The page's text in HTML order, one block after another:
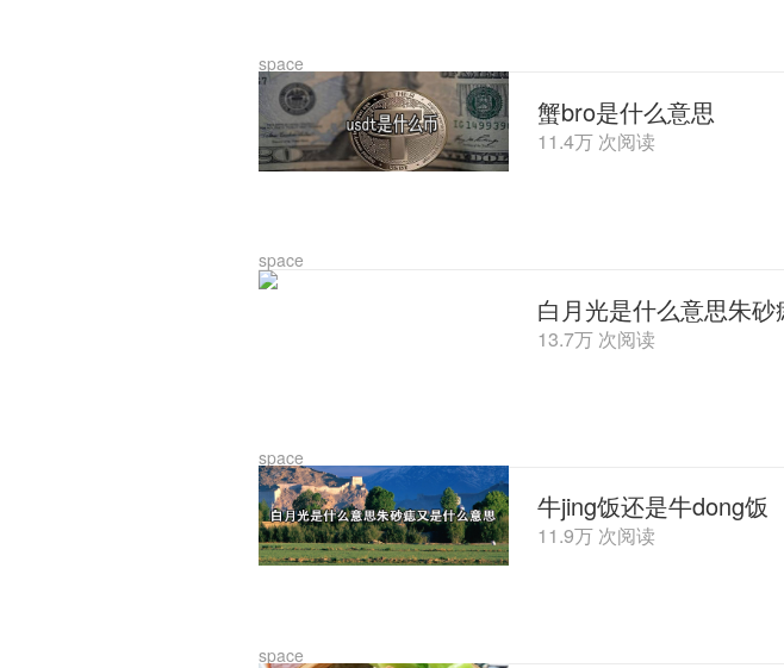
space
space
蟹bro是什么意思
11.4万 次阅读
space
白月光是什么意思朱
13.7万 次阅读
space
牛jing饭还是牛dong饭
11.9万 次阅读